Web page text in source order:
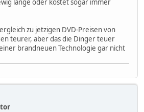
lange oder kostet sogar immer
zu jetzigen DVD-Preisen von
teurer, aber das die Dinger teuer
brandneuen Technologie gar nicht